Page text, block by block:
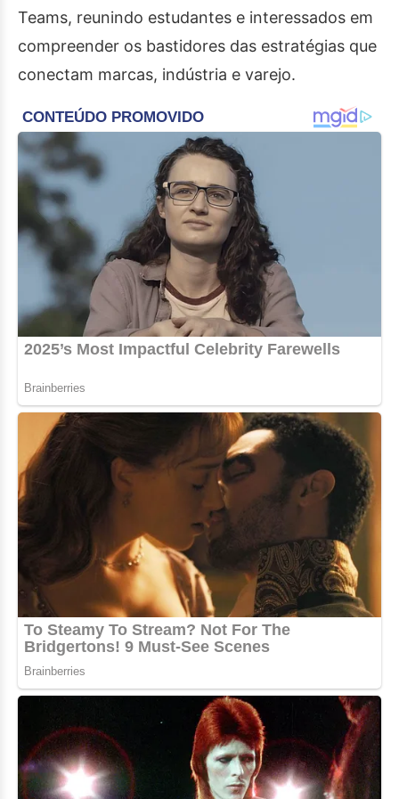
Teams, reunindo estudantes e interessados em
compreender os bastidores das estratégias que
conectam marcas, indústria e varejo.